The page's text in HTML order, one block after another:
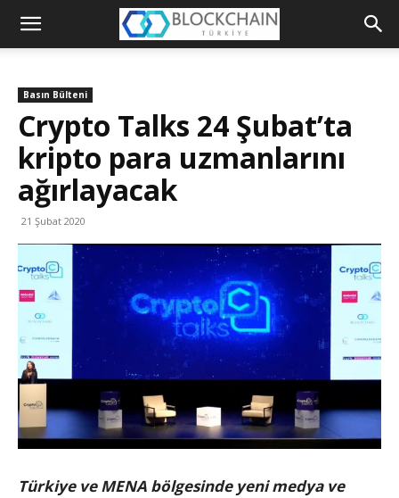
Blockchain
Basın Bülteni
Crypto Talks 24 Şubat’ta
kripto para uzmanlarını
ağırlayacak
21 Şubat 2020
Türkiye ve MENA bölgesinde yeni medya ve